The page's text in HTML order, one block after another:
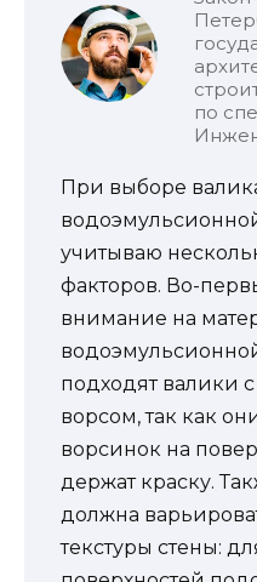
по
При выборе
учитываю
факторов. Во-
внимание на
подходят валики
ворсом, так как
ворсинок на
держат краску.
должна
текстуры стены: